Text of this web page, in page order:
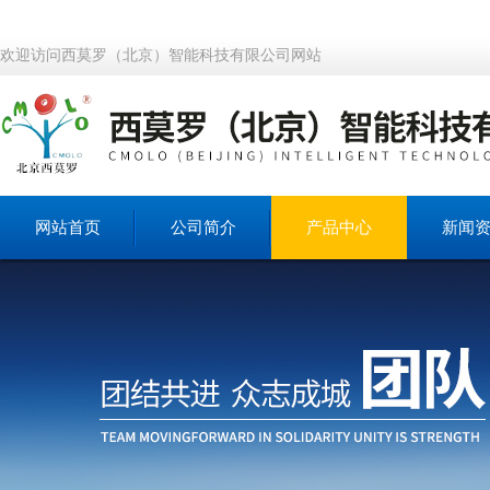
欢迎访问西莫罗（北京）智能科技有限公司网站
网站首页 公司简介 产品中心 新闻